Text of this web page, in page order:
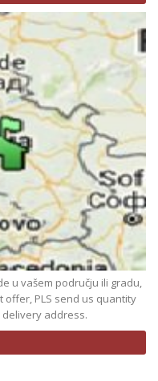
u vašem području ili gradu,
offer, PLS send us quantity
address.